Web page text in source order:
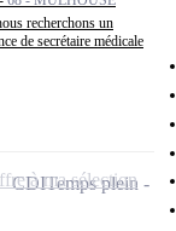
recherchons un
de secrétaire médicale
CDITemps plein
à ma sélection